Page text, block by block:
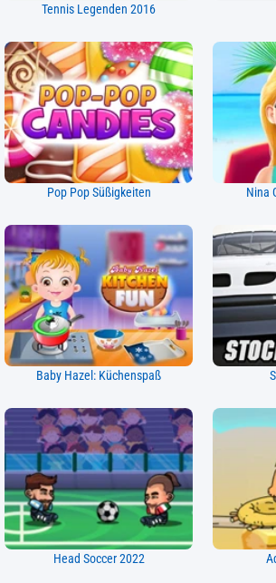
Tennis Legenden 2016
Pop Pop Süßigkeiten Nina
Baby Hazel: Küchenspaß
Head Soccer 2022